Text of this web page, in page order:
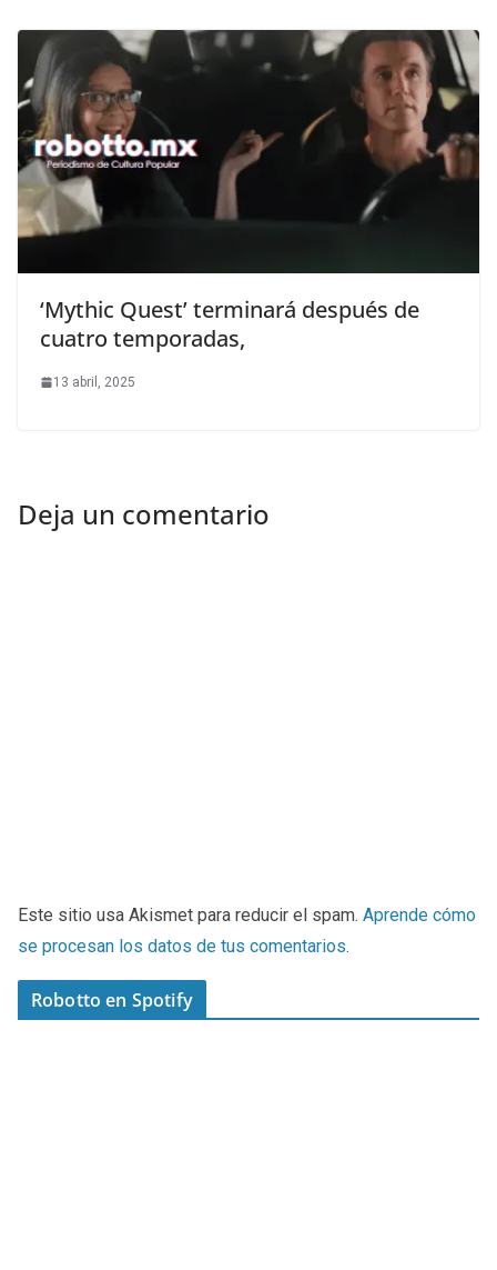
‘Mythic Quest’ terminará después de
cuatro temporadas,
13 abril, 2025
Deja un comentario
Este sitio usa Akismet para reducir el spam. Aprende cómo
se procesan los datos de tus comentarios.
Robotto en Spotify